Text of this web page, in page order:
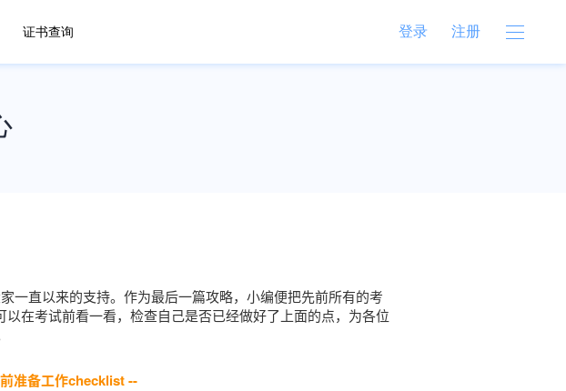
证书查询 登录 注册
一直以来的支持。作为最后一篇攻略，小编便把先前所有的考
在考试前看一看，检查自己是否已经做好了上面的点，为各位
准备工作checklist --